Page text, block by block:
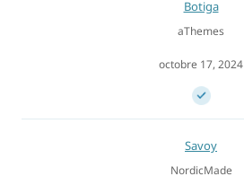
Botiga
aThemes
octobre 17, 2024
Savoy
NordicMade